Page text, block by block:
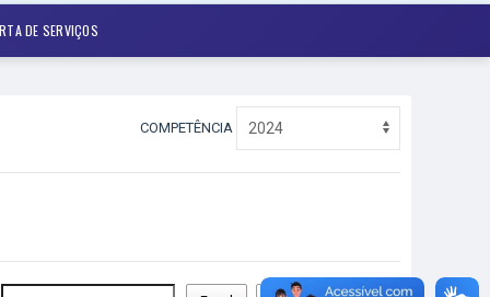
DE SERVIÇOS
COMPETÊNCIA